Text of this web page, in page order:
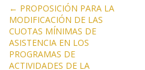
k p
N
a
v
e
← PROPOSICIÓN PARA LA
MODIFICACIÓN DE LAS
CUOTAS MÍNIMAS DE
ASISTENCIA EN LOS
PROGRAMAS DE
ACTIVIDADES DE LA